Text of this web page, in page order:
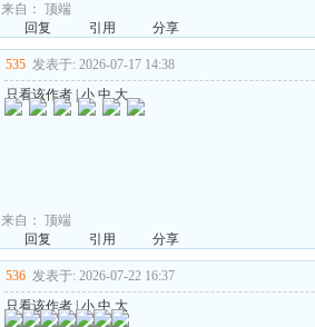
来自： 顶端
回复
引用 分享
535 发表于: 2026-07-17 14:38
只看该作者|小 中 大
来自： 顶端
回复
引用 分享
536 发表于: 2026-07-22 16:37
只看该作者|小 中 大